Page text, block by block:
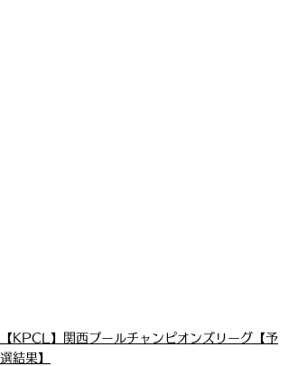
【KPCL】関西プールチャンピオンズリーグ【予
選結果】